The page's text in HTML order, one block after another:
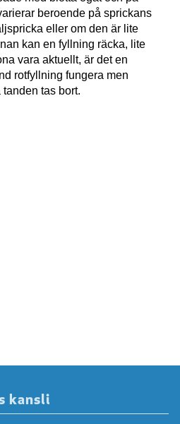
beroende på sprickans
eller om den är lite
kan en fyllning räcka, lite
vara aktuellt, är det en
rotfyllning fungera men
tas bort.
kansli